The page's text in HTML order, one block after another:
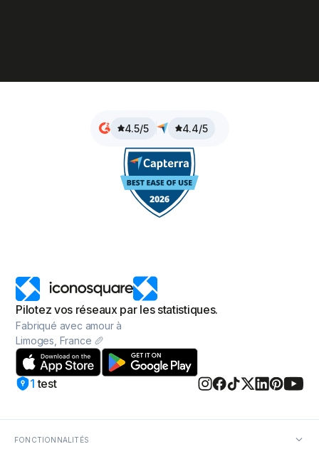
4.5/5 4.4/5
Pilotez vos réseaux par les statistiques.
Fabriqué avec amour à
Limoges, France 🥖
1 test
FONCTIONNALITÉS